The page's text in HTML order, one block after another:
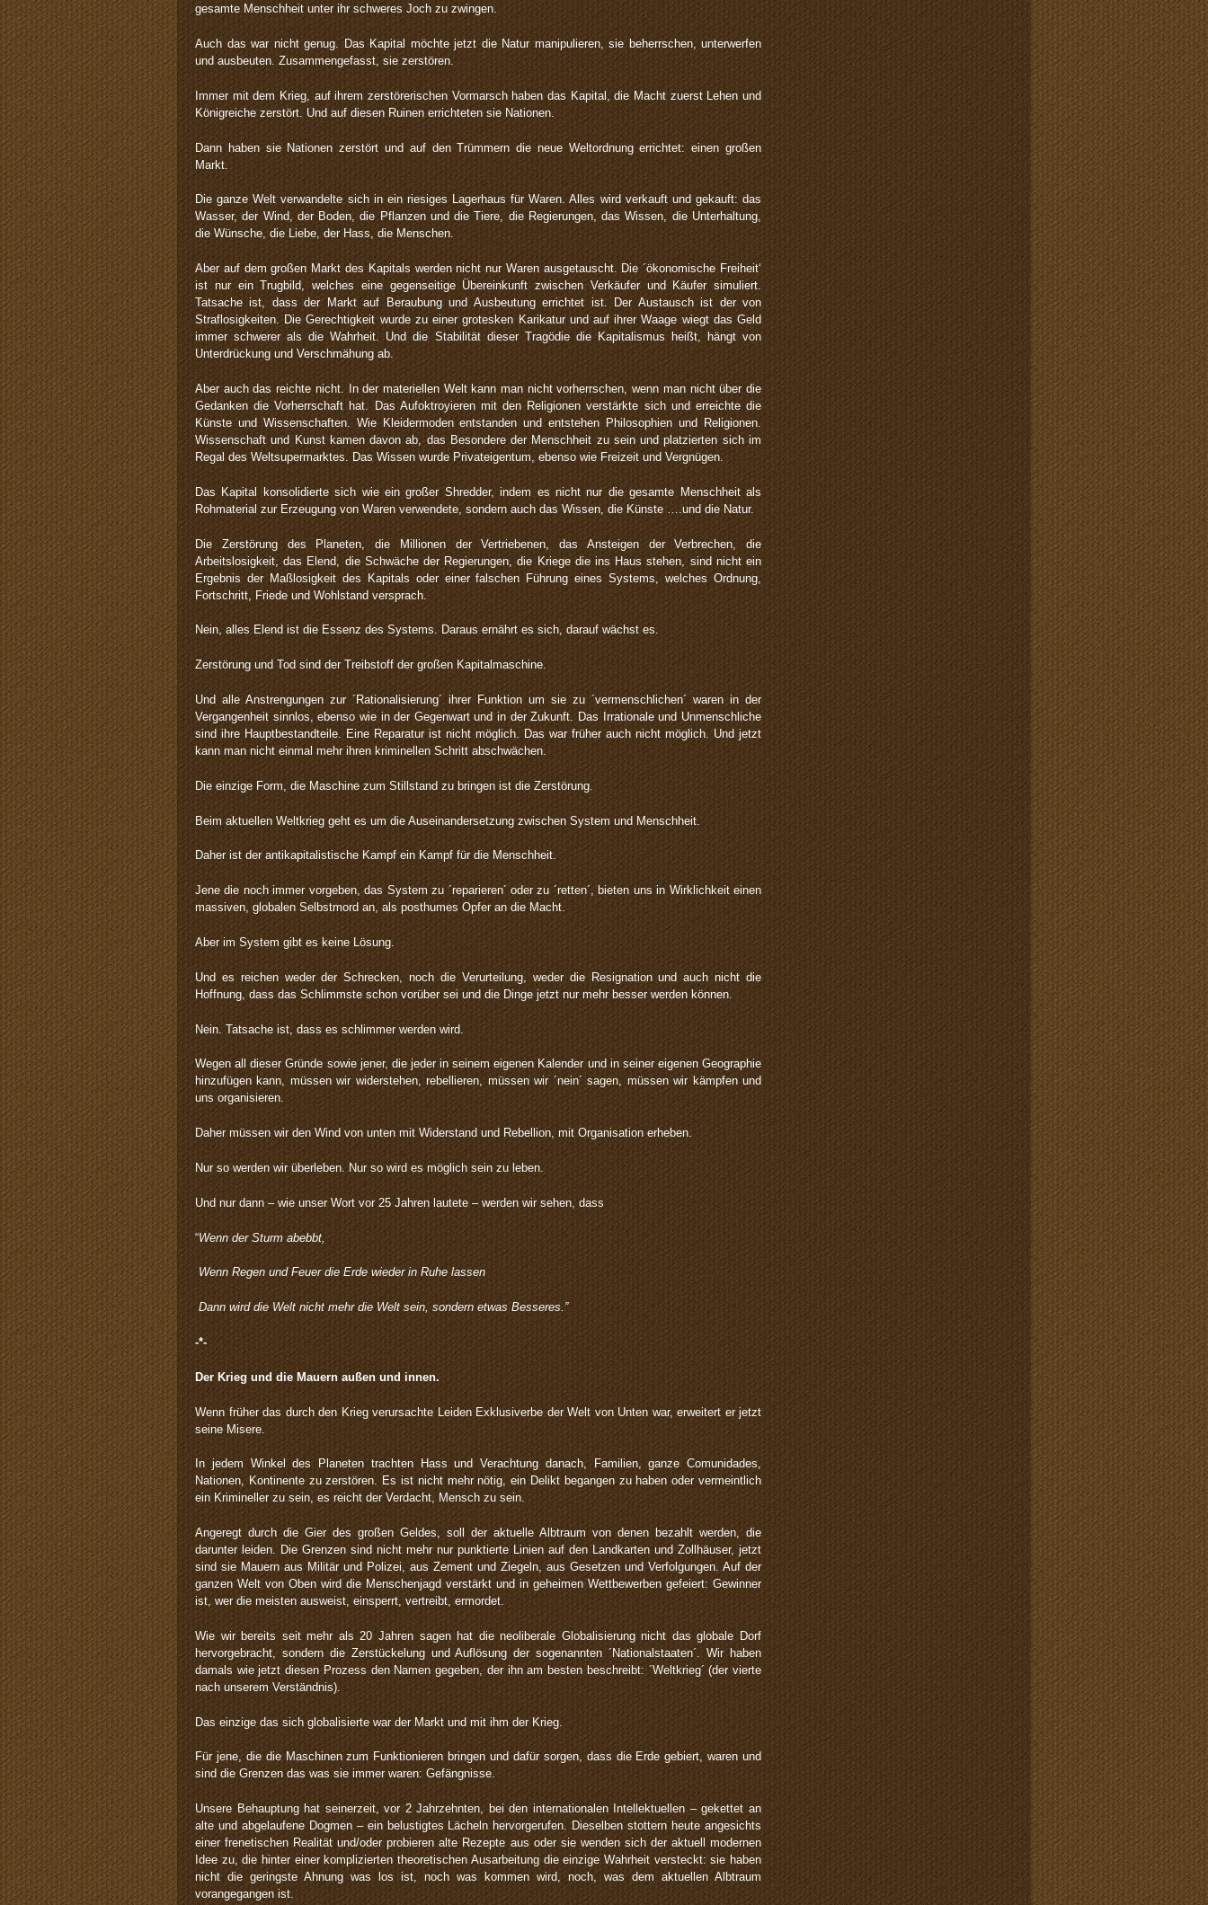
gesamte Menschheit unter ihr schweres Joch zu zwingen.
Auch das war nicht genug. Das Kapital möchte jetzt die Natur manipulieren, sie beherrschen, unterwerfen
und ausbeuten. Zusammengefasst, sie zerstören.
Immer mit dem Krieg, auf ihrem zerstörerischen Vormarsch haben das Kapital, die Macht zuerst Lehen und
Königreiche zerstört. Und auf diesen Ruinen errichteten sie Nationen.
Dann haben sie Nationen zerstört und auf den Trümmern die neue Weltordnung errichtet: einen großen
Markt.
Die ganze Welt verwandelte sich in ein riesiges Lagerhaus für Waren. Alles wird verkauft und gekauft: das
Wasser, der Wind, der Boden, die Pflanzen und die Tiere, die Regierungen, das Wissen, die Unterhaltung,
die Wünsche, die Liebe, der Hass, die Menschen.
Aber auf dem großen Markt des Kapitals werden nicht nur Waren ausgetauscht. Die ´ökonomische Freiheit‘
ist nur ein Trugbild, welches eine gegenseitige Übereinkunft zwischen Verkäufer und Käufer simuliert.
Tatsache ist, dass der Markt auf Beraubung und Ausbeutung errichtet ist. Der Austausch ist der von
Straflosigkeiten. Die Gerechtigkeit wurde zu einer grotesken Karikatur und auf ihrer Waage wiegt das Geld
immer schwerer als die Wahrheit. Und die Stabilität dieser Tragödie die Kapitalismus heißt, hängt von
Unterdrückung und Verschmähung ab.
Aber auch das reichte nicht. In der materiellen Welt kann man nicht vorherrschen, wenn man nicht über die
Gedanken die Vorherrschaft hat. Das Aufoktroyieren mit den Religionen verstärkte sich und erreichte die
Künste und Wissenschaften. Wie Kleidermoden entstanden und entstehen Philosophien und Religionen.
Wissenschaft und Kunst kamen davon ab, das Besondere der Menschheit zu sein und platzierten sich im
Regal des Weltsupermarktes. Das Wissen wurde Privateigentum, ebenso wie Freizeit und Vergnügen.
Das Kapital konsolidierte sich wie ein großer Shredder, indem es nicht nur die gesamte Menschheit als
Rohmaterial zur Erzeugung von Waren verwendete, sondern auch das Wissen, die Künste ….und die Natur.
Die Zerstörung des Planeten, die Millionen der Vertriebenen, das Ansteigen der Verbrechen, die
Arbeitslosigkeit, das Elend, die Schwäche der Regierungen, die Kriege die ins Haus stehen, sind nicht ein
Ergebnis der Maßlosigkeit des Kapitals oder einer falschen Führung eines Systems, welches Ordnung,
Fortschritt, Friede und Wohlstand versprach.
Nein, alles Elend ist die Essenz des Systems. Daraus ernährt es sich, darauf wächst es.
Zerstörung und Tod sind der Treibstoff der großen Kapitalmaschine.
Und alle Anstrengungen zur ´Rationalisierung´ ihrer Funktion um sie zu ´vermenschlichen´ waren in der
Vergangenheit sinnlos, ebenso wie in der Gegenwart und in der Zukunft. Das Irrationale und Unmenschliche
sind ihre Hauptbestandteile. Eine Reparatur ist nicht möglich. Das war früher auch nicht möglich. Und jetzt
kann man nicht einmal mehr ihren kriminellen Schritt abschwächen.
Die einzige Form, die Maschine zum Stillstand zu bringen ist die Zerstörung.
Beim aktuellen Weltkrieg geht es um die Auseinandersetzung zwischen System und Menschheit.
Daher ist der antikapitalistische Kampf ein Kampf für die Menschheit.
Jene die noch immer vorgeben, das System zu ´reparieren´ oder zu ´retten´, bieten uns in Wirklichkeit einen
massiven, globalen Selbstmord an, als posthumes Opfer an die Macht.
Aber im System gibt es keine Lösung.
Und es reichen weder der Schrecken, noch die Verurteilung, weder die Resignation und auch nicht die
Hoffnung, dass das Schlimmste schon vorüber sei und die Dinge jetzt nur mehr besser werden können.
Nein. Tatsache ist, dass es schlimmer werden wird.
Wegen all dieser Gründe sowie jener, die jeder in seinem eigenen Kalender und in seiner eigenen Geographie
hinzufügen kann, müssen wir widerstehen, rebellieren, müssen wir ´nein´ sagen, müssen wir kämpfen und
uns organisieren.
Daher müssen wir den Wind von unten mit Widerstand und Rebellion, mit Organisation erheben.
Nur so werden wir überleben. Nur so wird es möglich sein zu leben.
Und nur dann – wie unser Wort vor 25 Jahren lautete – werden wir sehen, dass
“Wenn der Sturm abebbt,
Wenn Regen und Feuer die Erde wieder in Ruhe lassen
Dann wird die Welt nicht mehr die Welt sein, sondern etwas Besseres.”
-*-
Der Krieg und die Mauern außen und innen.
Wenn früher das durch den Krieg verursachte Leiden Exklusiverbe der Welt von Unten war, erweitert er jetzt
seine Misere.
In jedem Winkel des Planeten trachten Hass und Verachtung danach, Familien, ganze Comunidades,
Nationen, Kontinente zu zerstören. Es ist nicht mehr nötig, ein Delikt begangen zu haben oder vermeintlich
ein Krimineller zu sein, es reicht der Verdacht, Mensch zu sein.
Angeregt durch die Gier des großen Geldes, soll der aktuelle Albtraum von denen bezahlt werden, die
darunter leiden. Die Grenzen sind nicht mehr nur punktierte Linien auf den Landkarten und Zollhäuser, jetzt
sind sie Mauern aus Militär und Polizei, aus Zement und Ziegeln, aus Gesetzen und Verfolgungen. Auf der
ganzen Welt von Oben wird die Menschenjagd verstärkt und in geheimen Wettbewerben gefeiert: Gewinner
ist, wer die meisten ausweist, einsperrt, vertreibt, ermordet.
Wie wir bereits seit mehr als 20 Jahren sagen hat die neoliberale Globalisierung nicht das globale Dorf
hervorgebracht, sondern die Zerstückelung und Auflösung der sogenannten ´Nationalstaaten´. Wir haben
damals wie jetzt diesen Prozess den Namen gegeben, der ihn am besten beschreibt: ´Weltkrieg´ (der vierte
nach unserem Verständnis).
Das einzige das sich globalisierte war der Markt und mit ihm der Krieg.
Für jene, die die Maschinen zum Funktionieren bringen und dafür sorgen, dass die Erde gebiert, waren und
sind die Grenzen das was sie immer waren: Gefängnisse.
Unsere Behauptung hat seinerzeit, vor 2 Jahrzehnten, bei den internationalen Intellektuellen – gekettet an
alte und abgelaufene Dogmen – ein belustigtes Lächeln hervorgerufen. Dieselben stottern heute angesichts
einer frenetischen Realität und/oder probieren alte Rezepte aus oder sie wenden sich der aktuell modernen
Idee zu, die hinter einer komplizierten theoretischen Ausarbeitung die einzige Wahrheit versteckt: sie haben
nicht die geringste Ahnung was los ist, noch was kommen wird, noch, was dem aktuellen Albtraum
vorangegangen ist.